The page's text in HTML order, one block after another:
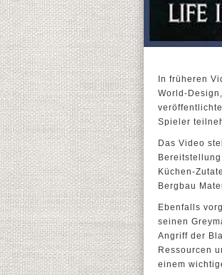
In früheren
World-
Spieler
Das Video
Küchen-
Bergbau
Ebenfalls
seinen
Angriff der
Ressourcen
einem